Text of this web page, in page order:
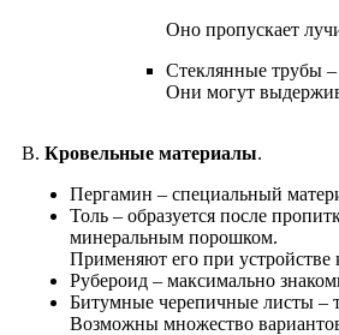
Оно пропускает
Cтеклянные трубы
Они могут
В. Кровельные материалы.
Пергамин – специальный
Толь – образуется после
минеральным порошком.
Применяют его при
Рубероид – максимально
Битумные черепичные листы –
Возможны множество